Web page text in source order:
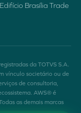
Brasília Trade
da TOTVS S.A.
vínculo societário ou de
de consultoria,
AWS® é
as demais marcas